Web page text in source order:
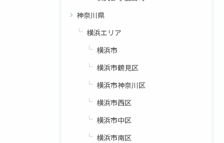
神奈川県
横浜エリア
横浜市
横浜市鶴見区
横浜市神奈川区
横浜市西区
横浜市中区
横浜市南区
お問い合わせはこちら